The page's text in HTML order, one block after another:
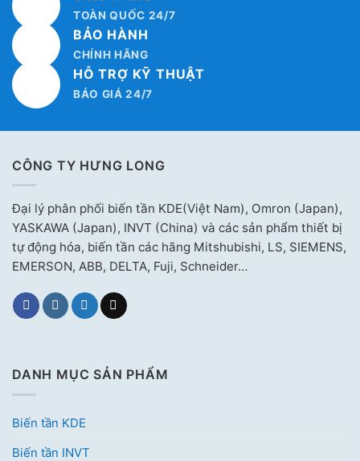
TOÀN QUỐC 24/7
BẢO HÀNH
CHÍNH HÃNG
HỖ TRỢ KỸ THUẬT
BÁO GIÁ 24/7
CÔNG TY HƯNG LONG
Đại lý phân phối biến tần KDE(Việt Nam), Omron (Japan),
YASKAWA (Japan), INVT (China) và các sản phẩm thiết bị
tự động hóa, biến tần các hãng Mitshubishi, LS, SIEMENS,
EMERSON, ABB, DELTA, Fuji, Schneider…
DANH MỤC SẢN PHẨM
Biến tần KDE
Biến tần INVT